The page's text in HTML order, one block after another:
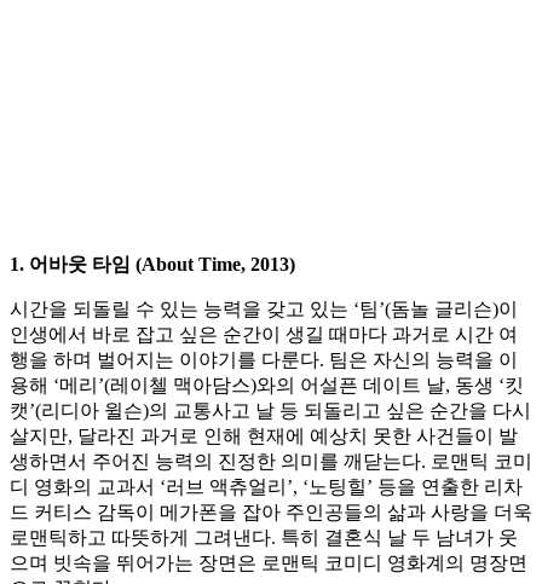
1. 어바웃 타임 (About Time, 2013)
시간을 되돌릴 수 있는 능력을 갖고 있는 ‘팀’(돔놀 글리슨)이
인생에서 바로 잡고 싶은 순간이 생길 때마다 과거로 시간 여
행을 하며 벌어지는 이야기를 다룬다. 팀은 자신의 능력을 이
용해 ‘메리’(레이첼 맥아담스)와의 어설픈 데이트 날, 동생 ‘킷
캣’(리디아 윌슨)의 교통사고 날 등 되돌리고 싶은 순간을 다시
살지만, 달라진 과거로 인해 현재에 예상치 못한 사건들이 발
생하면서 주어진 능력의 진정한 의미를 깨닫는다. 로맨틱 코미
디 영화의 교과서 ‘러브 액츄얼리’, ‘노팅힐’ 등을 연출한 리차
드 커티스 감독이 메가폰을 잡아 주인공들의 삶과 사랑을 더욱
로맨틱하고 따뜻하게 그려낸다. 특히 결혼식 날 두 남녀가 웃
으며 빗속을 뛰어가는 장면은 로맨틱 코미디 영화계의 명장면